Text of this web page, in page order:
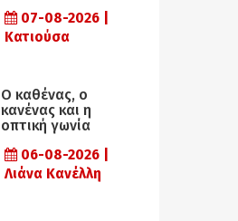
07-08-2026 |
Κατιούσα
Ο καθένας, ο
κανένας και η
οπτική γωνία
06-08-2026 |
Λιάνα Κανέλλη